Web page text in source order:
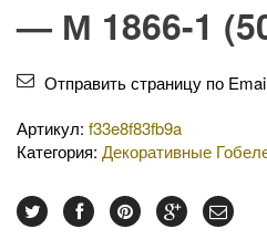
— М 1866-1
Отправить страницу по
Артикул: f33e8f83fb9a
Категория: Декоративные